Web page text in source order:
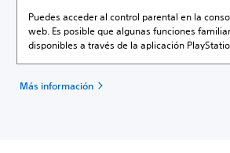
Puedes acceder al control parental en la
web. Es posible que algunas funciones
disponibles a través de la aplicación
Más información